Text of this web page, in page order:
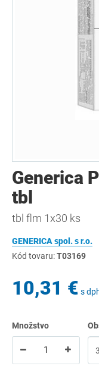
Generica
tbl
tbl flm 1x30 ks
GENERICA spol. s r.o.
Kód tovaru:T03169
10,31 € s
Množstvo